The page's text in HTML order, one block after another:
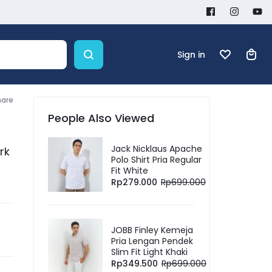
Sign in
People Also Viewed
Jack Nicklaus Apache
Polo Shirt Pria Regular
Fit White
Rp279.000 Rp699.000
JOBB Finley Kemeja
Pria Lengan Pendek
Slim Fit Light Khaki
Rp349.500 Rp699.000